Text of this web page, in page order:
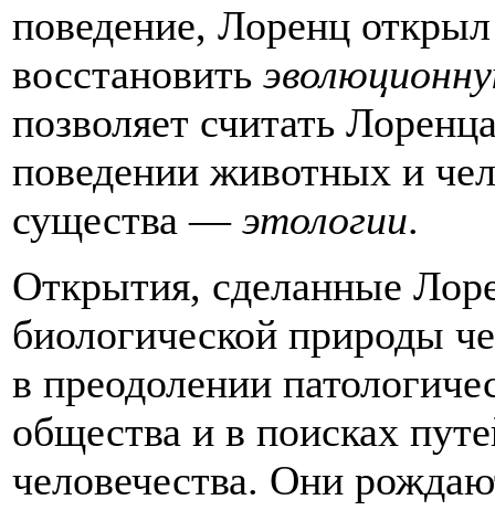
поведение, Лоренц
восстановить
позволяет считать
поведении животных и
существа — этологии.
Открытия, сделанные
биологической природы
в преодолении
общества и в поисках
человечества. Они